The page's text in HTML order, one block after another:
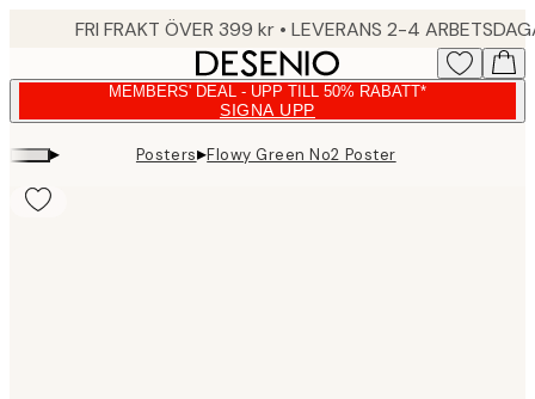
FRI FRAKT ÖVER 399 kr • LEVERANS 2-4
MEMBERS' DEAL - UPP TILL 50% RABATT*
SIGNA UPP
▸ Posters▸Flowy Green No2 Poster